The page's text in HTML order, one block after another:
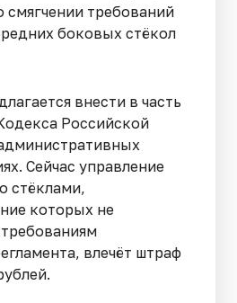
смягчении требований
боковых стёкол
внести в часть
Российской
Сейчас управление
стёклами,
которых не
влечёт штраф